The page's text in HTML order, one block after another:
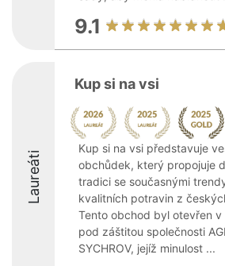
9.1
Laureáti
Kup si na vsi
Kup si na vsi představuje
obchůdek, který propojuje
tradici se současnými
kvalitních potravin z
Tento obchod byl otevřen v
pod záštitou společnosti
SYCHROV, jejíž minulost ...